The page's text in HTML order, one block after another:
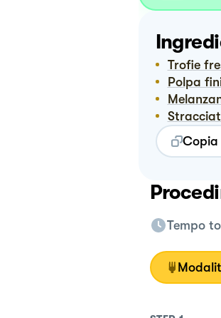
Trofie
Polpa
Copia
Tempo